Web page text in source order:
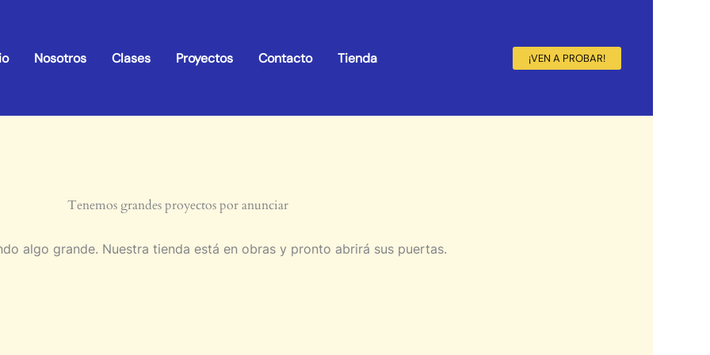
Nosotros Clases Proyectos Contacto Tienda ¡VEN A PROBAR!
Tenemos grandes proyectos por anunciar
algo grande. Nuestra tienda está en obras y pronto abrirá sus puertas.